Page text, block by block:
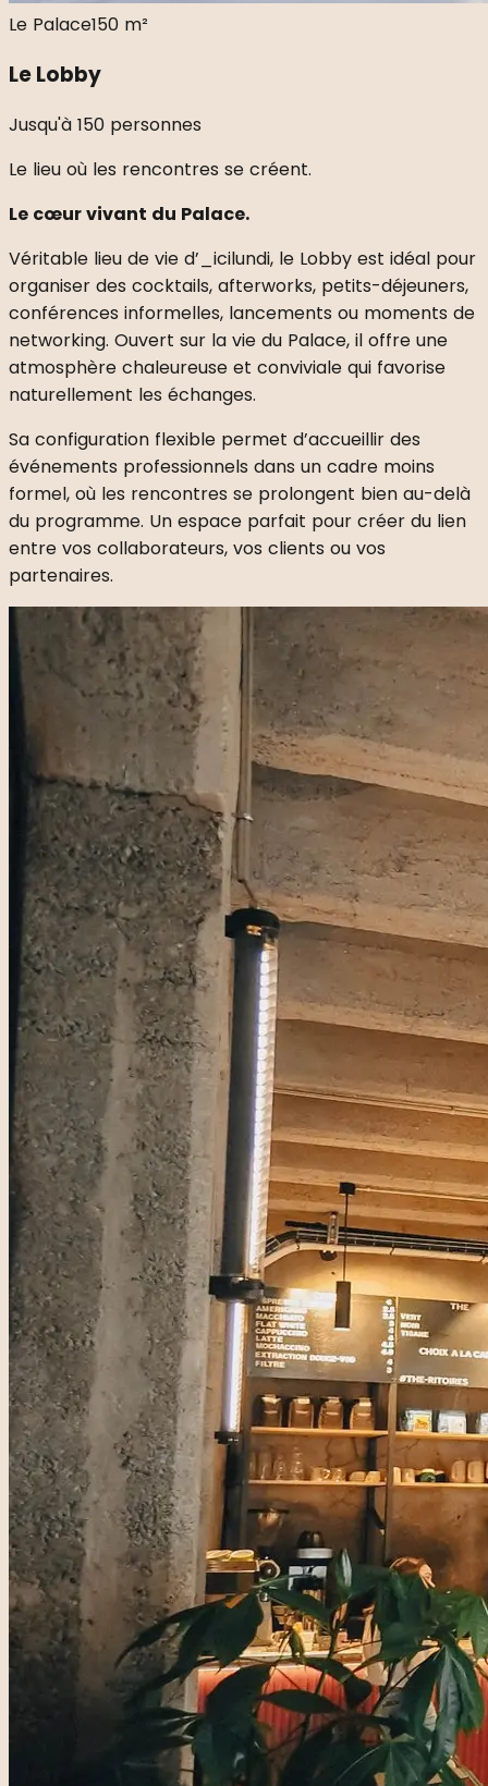
Le Palace150 m²
Le Lobby
Jusqu'à 150 personnes
Le lieu où les rencontres se créent.
Le cœur vivant du Palace.
Véritable lieu de vie d’_icilundi, le Lobby est idéal pour
organiser des cocktails, afterworks, petits-déjeuners,
conférences informelles, lancements ou moments de
networking. Ouvert sur la vie du Palace, il offre une
atmosphère chaleureuse et conviviale qui favorise
naturellement les échanges.
Sa configuration flexible permet d’accueillir des
événements professionnels dans un cadre moins
formel, où les rencontres se prolongent bien au-delà
du programme. Un espace parfait pour créer du lien
entre vos collaborateurs, vos clients ou vos
partenaires.